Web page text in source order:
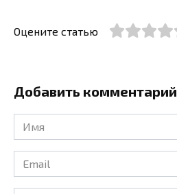
Оцените статью
Добавить комментарий
Имя
*
Email
*